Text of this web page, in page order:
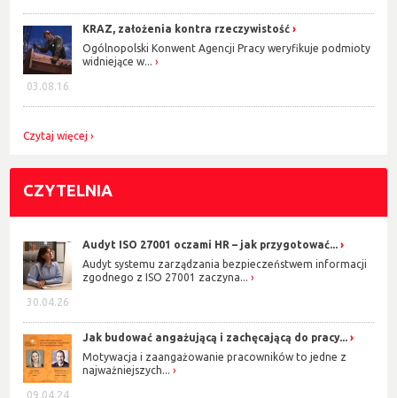
03.08.16
KRAZ, założenia kontra rzeczywistość
Ogólnopolski Konwent Agencji Pracy weryfikuje podmioty
widniejące w...
Czytaj więcej
CZYTELNIA
30.04.26
Audyt ISO 27001 oczami HR – jak przygotować...
Audyt systemu zarządzania bezpieczeństwem informacji
zgodnego z ISO 27001 zaczyna...
09.04.24
Jak budować angażującą i zachęcającą do pracy...
Motywacja i zaangażowanie pracowników to jedne z
najważniejszych...